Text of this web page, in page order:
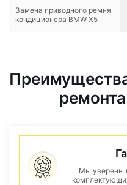
Замена приводного ремня
кондиционера BMW X5
Мы уверены